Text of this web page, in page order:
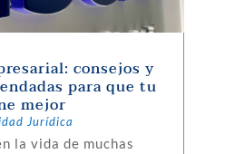
consejos y
para que tu
mejor
Jurídica
la vida de muchas